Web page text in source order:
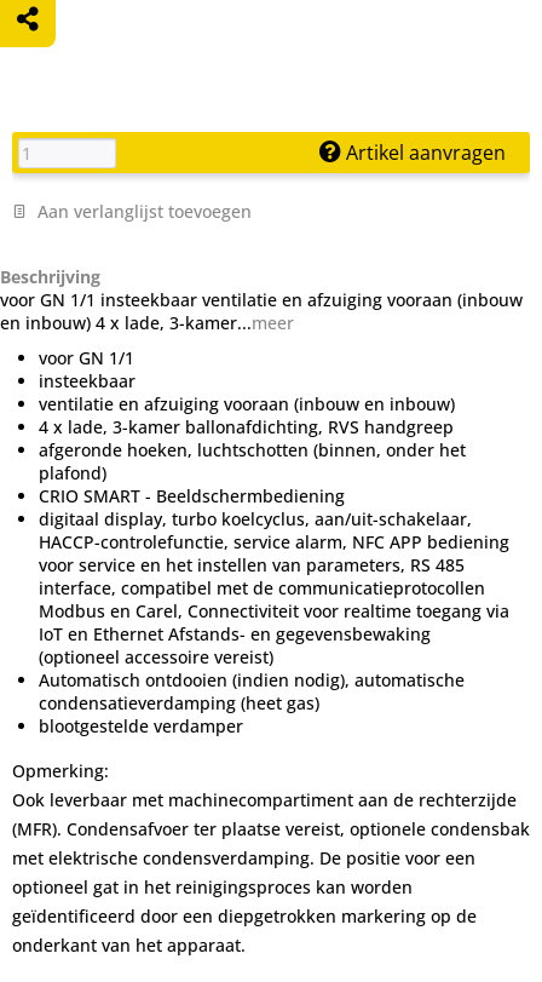
Artikel aanvragen
Aan verlanglijst toevoegen
Beschrijving
voor GN 1/1 insteekbaar ventilatie en afzuiging vooraan (inbouw
en inbouw) 4 x lade, 3-kamer...meer
voor GN 1/1
insteekbaar
ventilatie en afzuiging vooraan (inbouw en inbouw)
4 x lade, 3-kamer ballonafdichting, RVS handgreep
afgeronde hoeken, luchtschotten (binnen, onder het
plafond)
CRIO SMART - Beeldschermbediening
digitaal display, turbo koelcyclus, aan/uit-schakelaar,
HACCP-controlefunctie, service alarm, NFC APP bediening
voor service en het instellen van parameters, RS 485
interface, compatibel met de communicatieprotocollen
Modbus en Carel, Connectiviteit voor realtime toegang via
IoT en Ethernet Afstands- en gegevensbewaking
(optioneel accessoire vereist)
Automatisch ontdooien (indien nodig), automatische
condensatieverdamping (heet gas)
blootgestelde verdamper
Opmerking:
Ook leverbaar met machinecompartiment aan de rechterzijde
(MFR). Condensafvoer ter plaatse vereist, optionele condensbak
met elektrische condensverdamping. De positie voor een
optioneel gat in het reinigingsproces kan worden
geïdentificeerd door een diepgetrokken markering op de
onderkant van het apparaat.